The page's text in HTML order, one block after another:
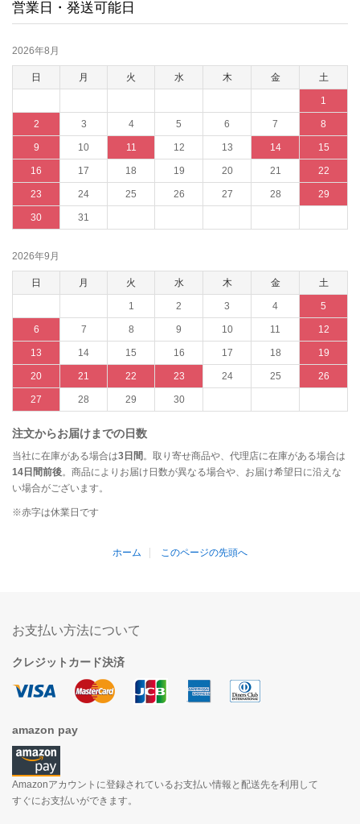
営業日・発送可能日
2026年8月
日 月 火 水 木 金 土
1
2 3 4 5 6 7 8
9 10 11 12 13 14 15
16 17 18 19 20 21 22
23 24 25 26 27 28 29
30 31
2026年9月
日 月 火 水 木 金 土
1 2 3 4 5
6 7 8 9 10 11 12
13 14 15 16 17 18 19
20 21 22 23 24 25 26
27 28 29 30
注文からお届けまでの日数
当社に在庫がある場合は3日間 。取り寄せ商品や、代理店に在庫がある場合は
14日間前後。商品によりお届け日数が異なる場合や、お届け希望日に沿えな
い場合がございます。
※赤字は休業日です
ホーム このページの先頭へ
お支払い方法について
クレジットカード決済
amazon pay
Amazonアカウントに登録されているお支払い情報と配送先を利用して
すぐにお支払いができます。